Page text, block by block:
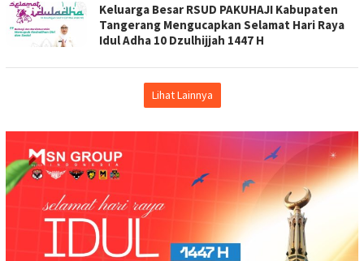
Keluarga Besar RSUD PAKUHAJI Kabupaten
Tangerang Mengucapkan Selamat Hari Raya
Idul Adha 10 Dzulhijjah 1447 H
Lihat Lainnya